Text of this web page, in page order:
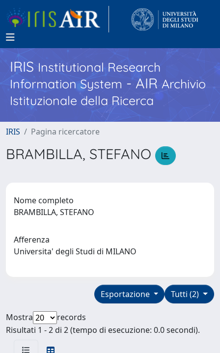
IRISInstitutional Research
Information System - AIR Archivio
Istituzionale della Ricerca
IRIS Pagina ricercatore
BRAMBILLA, STEFANO
Nome completo
BRAMBILLA, STEFANO
Afferenza
Universita' degli Studi di MILANO
Tutti (2)
Esportazione
Mostra
records
Risultati 1 - 2 di 2 (tempo di esecuzione: 0.0 secondi).